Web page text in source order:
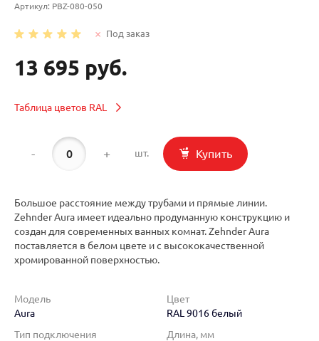
Артикул: PBZ-080-050
Под заказ
13 695 руб.
Таблица цветов RAL
- + шт. Купить
Большое расстояние между трубами и прямые линии.
Zehnder Aura имеет идеально продуманную конструкцию и
создан для современных ванных комнат. Zehnder Aura
поставляется в белом цвете и с высококачественной
хромированной поверхностью.
Модель
Aura
Цвет
RAL 9016 белый
Тип подключения
Длина, мм